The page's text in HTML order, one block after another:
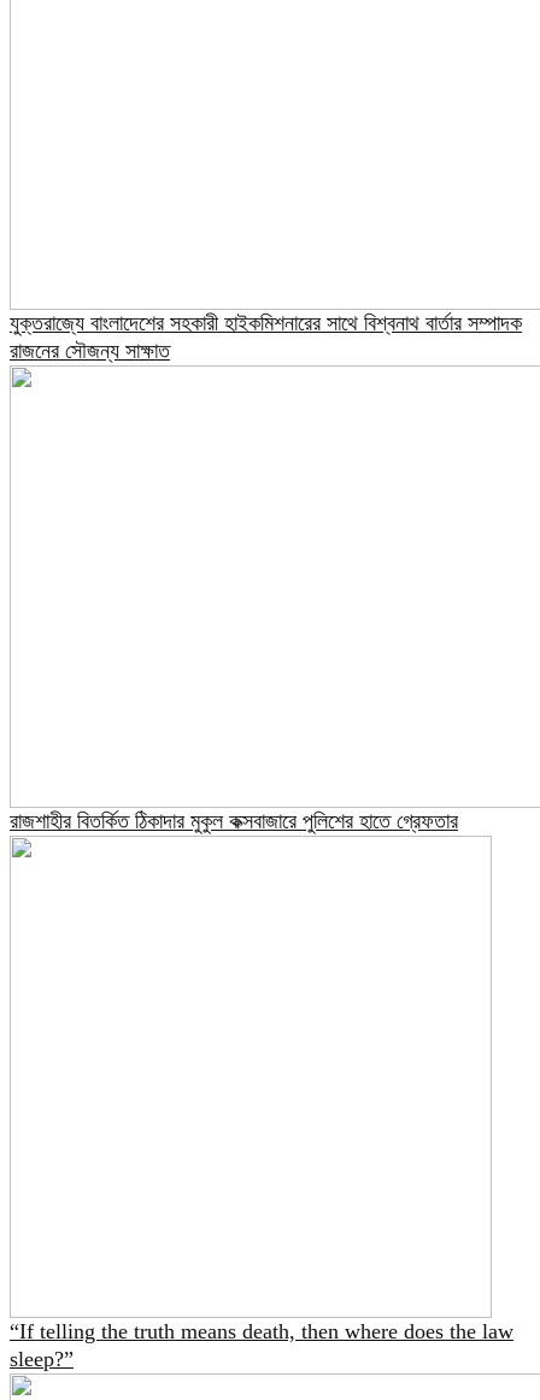
যুক্তরাজ্যে বাংলাদেশের সহকারী হাইকমিশনারের সাথে বিশ্বনাথ বার্তার সম্পাদক
রাজনের সৌজন্য সাক্ষাত
রাজশাহীর বিতর্কিত ঠিকাদার মুকুল কক্সবাজারে পুলিশের হাতে গ্রেফতার
“If telling the truth means death, then where does the law
sleep?”